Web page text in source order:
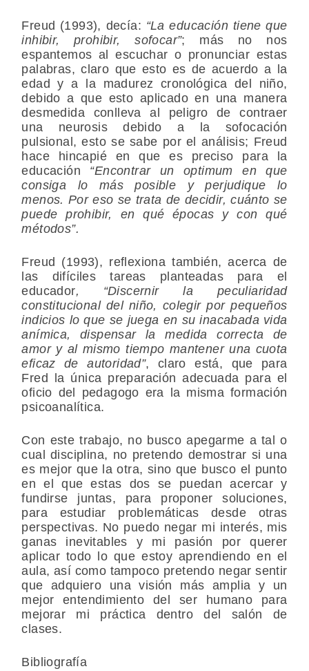
Freud (1993), decía: “La educación tiene que
inhibir, prohibir, sofocar”; más no nos
espantemos al escuchar o pronunciar estas
palabras, claro que esto es de acuerdo a la
edad y a la madurez cronológica del niño,
debido a que esto aplicado en una manera
desmedida conlleva al peligro de contraer
una neurosis debido a la sofocación
pulsional, esto se sabe por el análisis; Freud
hace hincapié en que es preciso para la
educación “Encontrar un optimum en que
consiga lo más posible y perjudique lo
menos. Por eso se trata de decidir, cuánto se
puede prohibir, en qué épocas y con qué
métodos”.
Freud (1993), reflexiona también, acerca de
las difíciles tareas planteadas para el
educador, “Discernir la peculiaridad
constitucional del niño, colegir por pequeños
indicios lo que se juega en su inacabada vida
anímica, dispensar la medida correcta de
amor y al mismo tiempo mantener una cuota
eficaz de autoridad”, claro está, que para
Fred la única preparación adecuada para el
oficio del pedagogo era la misma formación
psicoanalítica.
Con este trabajo, no busco apegarme a tal o
cual disciplina, no pretendo demostrar si una
es mejor que la otra, sino que busco el punto
en el que estas dos se puedan acercar y
fundirse juntas, para proponer soluciones,
para estudiar problemáticas desde otras
perspectivas. No puedo negar mi interés, mis
ganas inevitables y mi pasión por querer
aplicar todo lo que estoy aprendiendo en el
aula, así como tampoco pretendo negar sentir
que adquiero una visión más amplia y un
mejor entendimiento del ser humano para
mejorar mi práctica dentro del salón de
clases.
Bibliografía